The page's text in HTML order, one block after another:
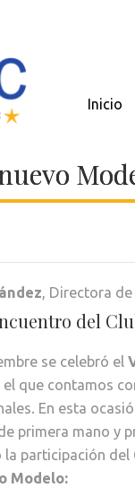
Inicio
, Directora de
del
se celebró el
el que contamos
En esta
primera mano y
participación del
Modelo: